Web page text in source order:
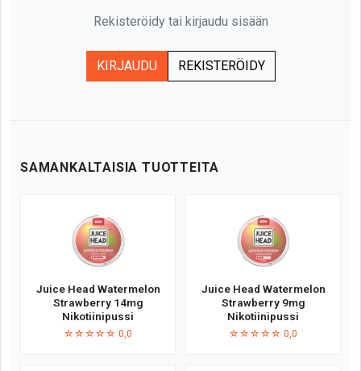
Rekisteröidy tai kirjaudu sisään
KIRJAUDU REKISTERÖIDY
SAMANKALTAISIA TUOTTEITA
Juice Head Watermelon
Strawberry 14mg
Nikotiinipussi
☆☆☆☆☆ 0,0
Juice Head Watermelon
Strawberry 9mg
Nikotiinipussi
☆☆☆☆☆ 0,0